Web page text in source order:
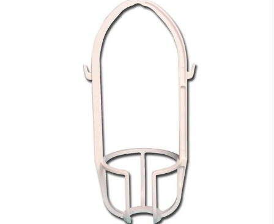
A szerkezet alsó oldalán széles kerekek találhatók, amelyek jobb
stabilitást biztosítanak.